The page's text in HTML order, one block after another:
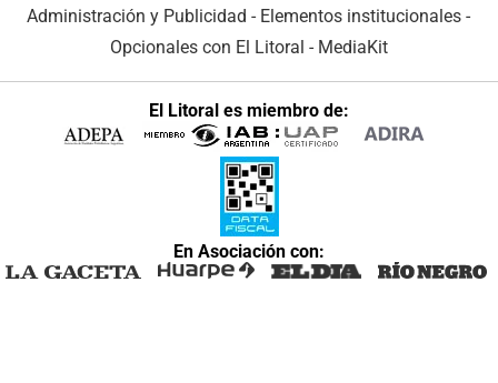
Administración y Publicidad - Elementos institucionales -
Opcionales con El Litoral - MediaKit
El Litoral es miembro de:
En Asociación con: